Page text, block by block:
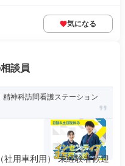
気になる
談員
神科訪問看護ステーション
用車利用） 未経験者歓迎